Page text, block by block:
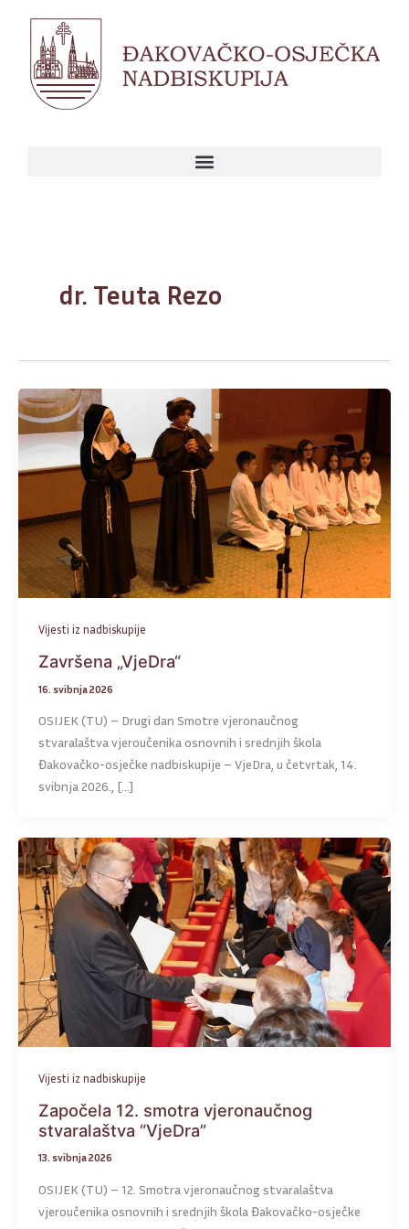
content
dr. Teuta Rezo
Vijesti iz nadbiskupije
Završena „VjeDra“
16. svibnja 2026
OSIJEK (TU) – Drugi dan Smotre vjeronaučnog
stvaralaštva vjeroučenika osnovnih i srednjih škola
Đakovačko-osječke nadbiskupije – VjeDra, u četvrtak, 14.
svibnja 2026., […]
Vijesti iz nadbiskupije
Započela 12. smotra vjeronaučnog
stvaralaštva “VjeDra”
13. svibnja 2026
OSIJEK (TU) – 12. Smotra vjeronaučnog stvaralaštva
vjeroučenika osnovnih i srednjih škola Đakovačko-osječke